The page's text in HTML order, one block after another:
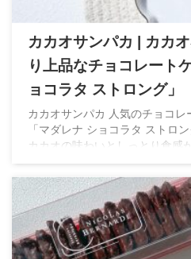
カカオサンパカ | カカ
り上品なチョコレート
ョコラタ ストロング」
カカオサンパカ 人気のチョコレ
「マダレナ ショコラタ ストロ
カカオの味わいとしっとり食感